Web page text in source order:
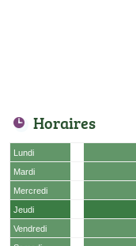
Horaires
Lundi
Mardi
Mercredi
Jeudi
Vendredi